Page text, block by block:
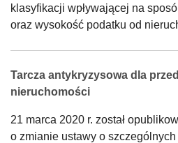
klasyfikacji wpływającej na
oraz wysokość podatku od
Tarcza antykryzysowa dla
nieruchomości
21 marca 2020 r. został
o zmianie ustawy o